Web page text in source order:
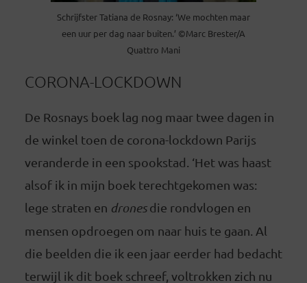
Schrijfster Tatiana de Rosnay: ‘We mochten maar
een uur per dag naar buiten.’ ©Marc Brester/A
Quattro Mani
CORONA-LOCKDOWN
De Rosnays boek lag nog maar twee dagen in
de winkel toen de corona-lockdown Parijs
veranderde in een spookstad. ‘Het was haast
alsof ik in mijn boek terechtgekomen was:
lege straten en dronesdie rondvlogen en
mensen opdroegen om naar huis te gaan. Al
die beelden die ik een jaar eerder had bedacht
terwijl ik dit boek schreef, voltrokken zich nu